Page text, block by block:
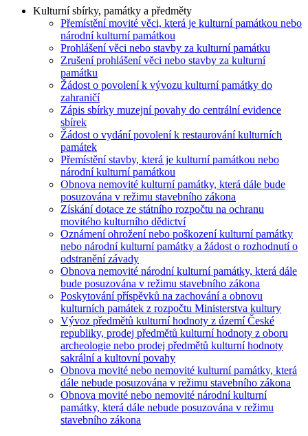
Kulturní sbírky, památky a předměty
Přemístění movité věci, která je kulturní památkou nebo
národní kulturní památkou
Prohlášení věci nebo stavby za kulturní památku
Zrušení prohlášení věci nebo stavby za kulturní
památku
Žádost o povolení k vývozu kulturní památky do
zahraničí
Zápis sbírky muzejní povahy do centrální evidence
sbírek
Žádost o vydání povolení k restaurování kulturních
památek
Přemístění stavby, která je kulturní památkou nebo
národní kulturní památkou
Obnova nemovité kulturní památky, která dále bude
posuzována v režimu stavebního zákona
Získání dotace ze státního rozpočtu na ochranu
movitého kulturního dědictví
Oznámení ohrožení nebo poškození kulturní památky
nebo národní kulturní památky a žádost o rozhodnutí o
odstranění závady
Obnova nemovité národní kulturní památky, která dále
bude posuzována v režimu stavebního zákona
Poskytování příspěvků na zachování a obnovu
kulturních památek z rozpočtu Ministerstva kultury
Vývoz předmětů kulturní hodnoty z území České
republiky, prodej předmětů kulturní hodnoty z oboru
archeologie nebo prodej předmětů kulturní hodnoty
sakrální a kultovní povahy
Obnova movité nebo nemovité kulturní památky, která
dále nebude posuzována v režimu stavebního zákona
Obnova movité nebo nemovité národní kulturní
památky, která dále nebude posuzována v režimu
stavebního zákona